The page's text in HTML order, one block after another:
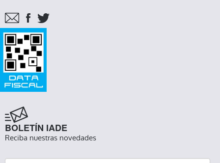
BOLETÍN IADE
Reciba nuestras novedades